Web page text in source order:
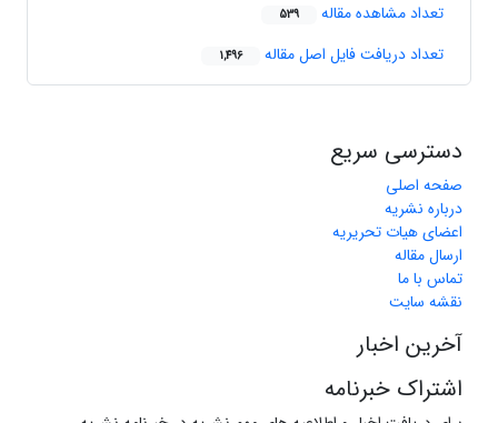
تعداد مشاهده مقاله 539
تعداد دریافت فایل اصل مقاله 1,496
دسترسی سریع
صفحه اصلی
درباره نشریه
اعضای هیات تحریریه
ارسال مقاله
تماس با ما
نقشه سایت
آخرین اخبار
اشتراک خبرنامه